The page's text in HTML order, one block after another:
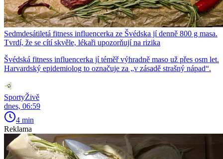
Sedmdesátiletá fitness influencerka ze Švédska jí denně 800 g masa.
Tvrdí, že se cítí skvěle, lékaři upozorňují na rizika
Švédská fitness influencerka jí téměř výhradně maso už přes osm let.
Harvardský epidemiolog to označuje za „v zásadě strašný nápad“.
SportyŽivě
dnes, 06:59
4 min
Reklama